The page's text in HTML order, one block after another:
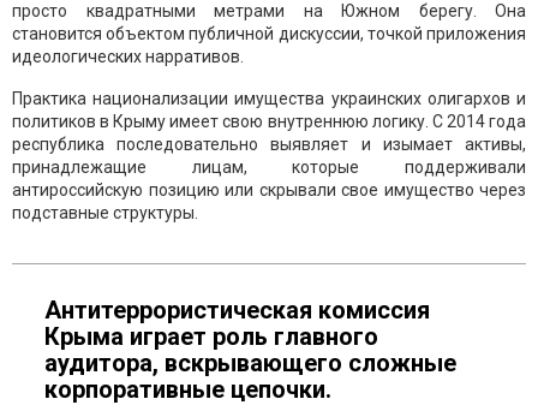
просто квадратными метрами на Южном берегу. Она
становится объектом публичной дискуссии, точкой приложения
идеологических нарративов.
Практика национализации имущества украинских олигархов и
политиков в Крыму имеет свою внутреннюю логику. С 2014 года
республика последовательно выявляет и изымает активы,
принадлежащие лицам, которые поддерживали
антироссийскую позицию или скрывали свое имущество через
подставные структуры.
Антитеррористическая комиссия
Крыма играет роль главного
аудитора, вскрывающего сложные
корпоративные цепочки.